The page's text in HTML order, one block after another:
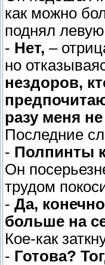
как можно
поднял
- Нет, –
но
нездоров,
разу меня
Последние
- Полпинты
Он
трудом
- Да,
больше на
Кое-как
- Готова?